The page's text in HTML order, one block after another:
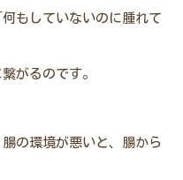
もしていないのに腫れて
がるのです。
の環境が悪いと、腸から